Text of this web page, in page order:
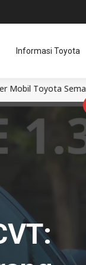
Informasi Toyota
Nasmoco